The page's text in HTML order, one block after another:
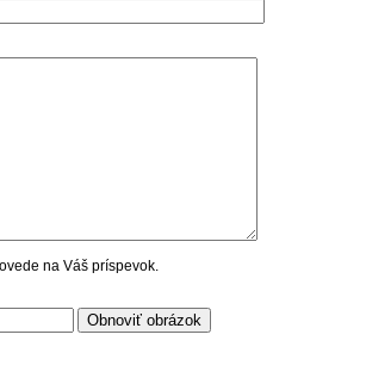
na Váš príspevok.